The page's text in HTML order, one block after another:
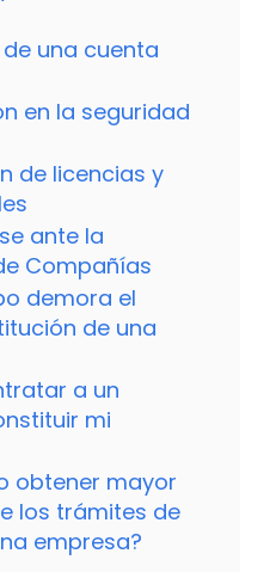
una cuenta
en la seguridad
de licencias y
ante la
Compañías
demora el
de una
a un
mi
obtener mayor
los trámites de
empresa?